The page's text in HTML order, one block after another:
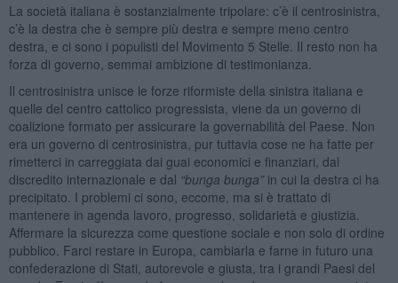
La società italiana è sostanzialmente tripolare: c’è il centrosinistra,
c’è la destra che è sempre più destra e sempre meno centro
destra, e ci sono i populisti del Movimento 5 Stelle. Il resto non ha
forza di governo, semmai ambizione di testimonianza.
Il centrosinistra unisce le forze riformiste della sinistra italiana e
quelle del centro cattolico progressista, viene da un governo di
coalizione formato per assicurare la governabilità del Paese. Non
era un governo di centrosinistra, pur tuttavia cose ne ha fatte per
rimetterci in carreggiata dai guai economici e finanziari, dal
discredito internazionale e dal “bunga bunga”in cui la destra ci ha
precipitato. I problemi ci sono, eccome, ma si è trattato di
mantenere in agenda lavoro, progresso, solidarietà e giustizia.
Affermare la sicurezza come questione sociale e non solo di ordine
pubblico. Farci restare in Europa, cambiarla e farne in futuro una
confederazione di Stati, autorevole e giusta, tra i grandi Paesi del